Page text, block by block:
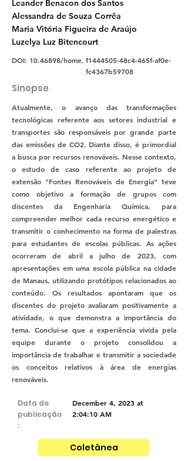
Leander Benacon dos Santos
Alessandra de Souza Corrêa
Maria Vitória Figueira de Araújo
Luzelya Luz Bitencourt
DOI: 10.46898/home. f1444505-48c4-465f-af0e-
fc4367b59708
Sinopse
Atualmente, o avanço das transformações
tecnológicas referente aos setores industrial e
transportes são responsáveis por grande parte
das emissões de CO2. Diante disso, é primordial
a busca por recursos renováveis. Nesse contexto,
o estudo de caso referente ao projeto de
extensão "Fontes Renováveis de Energia” teve
como objetivo a formação de grupos com
discentes da Engenharia Química, para
compreender melhor cada recurso energético e
transmitir o conhecimento na forma de palestras
para estudantes de escolas públicas. As ações
ocorreram de abril a julho de 2023, com
apresentações em uma escola pública na cidade
de Manaus, utilizando protótipos relacionados ao
conteúdo. Os resultados apontaram que os
discentes do projeto avaliaram positivamente a
atividade, o que demonstra a importância do
tema. Conclui-se que a experiência vivida pela
equipe durante o projeto consolidou a
importância de trabalhar e transmitir a sociedade
os conceitos relativos à área de energias
renováveis.
Data de
publicação
:
December 4, 2023 at
2:04:10 AM
Coletânea